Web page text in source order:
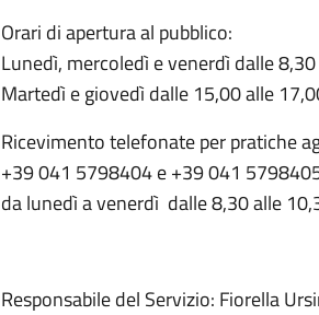
Orari di apertura al pubblico:
Lunedì, mercoledì e venerdì dalle
Martedì e giovedì dalle 15,00 alle
Ricevimento telefonate per pratiche
+39 041 5798404 e +39 041
da lunedì a venerdì dalle 8,30 alle
Responsabile del Servizio: Fiorella